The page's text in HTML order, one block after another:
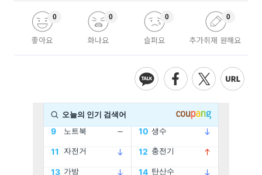
좋아요
0
화나요
0
슬퍼요
0
추가취재 원해요
0